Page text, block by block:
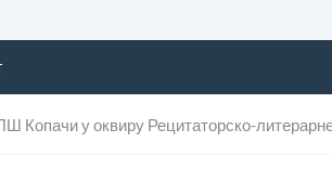
Копачи у оквиру Рецитаторско-